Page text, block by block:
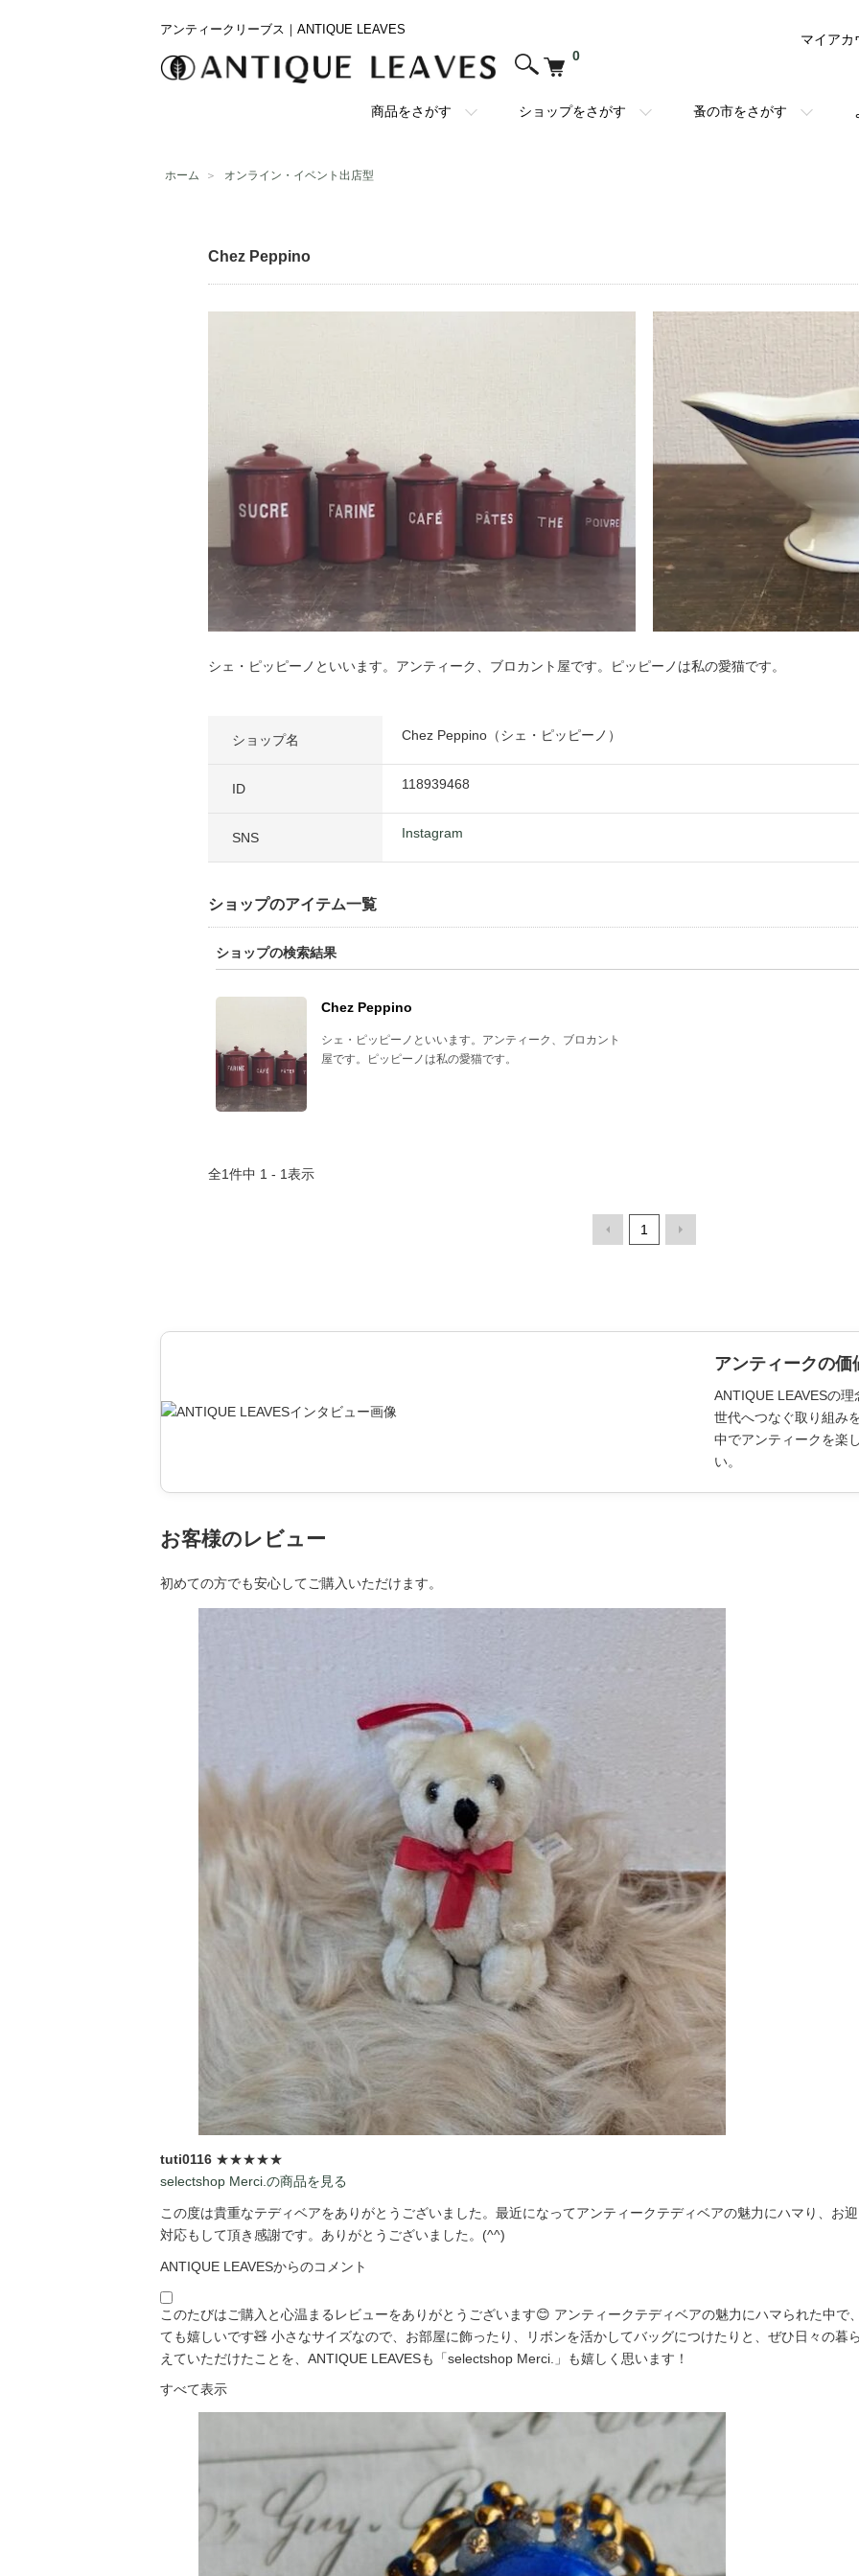
アンティークリーブス｜ANTIQUE LEAVES
0
商品をさがす ショップをさがす 蚤の市をさがす
マイアカ
ホーム ＞ オンライン・イベント出店型
Chez Peppino
シェ・ピッピーノといいます。アンティーク、ブロカント屋です。ピッピーノは私の愛猫です。
ショップ名 Chez Peppino（シェ・ピッピーノ）
ID 118939468
SNS Instagram
ショップのアイテム一覧
ショップの検索結果
Chez Peppino
シェ・ピッピーノといいます。アンティーク、ブロカント
屋です。ピッピーノは私の愛猫です。
全1件中 1 - 1表示
1
アンティークの価
ANTIQUE LEAVESの
世代へつなぐ取り組み
中でアンティークを楽
い。
お客様のレビュー
初めての方でも安心してご購入いただけます。
tuti0116 ★★★★★
selectshop Merci.の商品を見る
この度は貴重なテディベアをありがとうございました。最近になってアンティークテディベアの魅力にハマり、お
対応もして頂き感謝です。ありがとうございました。(^^)
ANTIQUE LEAVESからのコメント
このたびはご購入と心温まるレビューをありがとうございます😊 アンティークテディベアの魅力にハマられた中で
ても嬉しいです🧸 小さなサイズなので、お部屋に飾ったり、リボンを活かしてバッグにつけたりと、ぜひ日々の暮
えていただけたことを、ANTIQUE LEAVESも「selectshop Merci.」も嬉しく思います！
すべて表示